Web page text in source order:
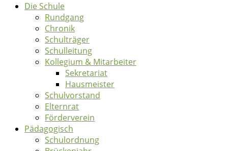
Die Schule
Rundgang
Chronik
Schulträger
Schulleitung
Kollegium & Mitarbeiter
Sekretariat
Hausmeister
Schulvorstand
Elternrat
Förderverein
Pädagogisch
Schulordnung